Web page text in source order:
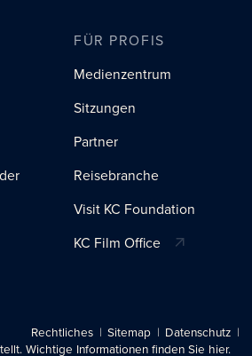
FÜR PROFIS
Medienzentrum
Sitzungen
Partner
Reisebranche
Visit KC Foundation
KC Film Office
Rechtliches Sitemap
Datenschutz
Wichtige Informationen finden Sie hier.